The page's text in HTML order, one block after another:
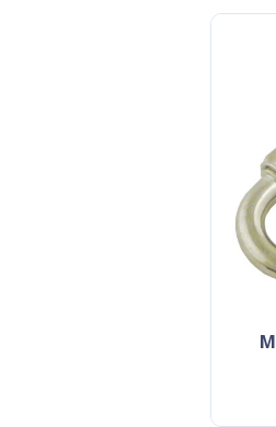
maillon à visser grande